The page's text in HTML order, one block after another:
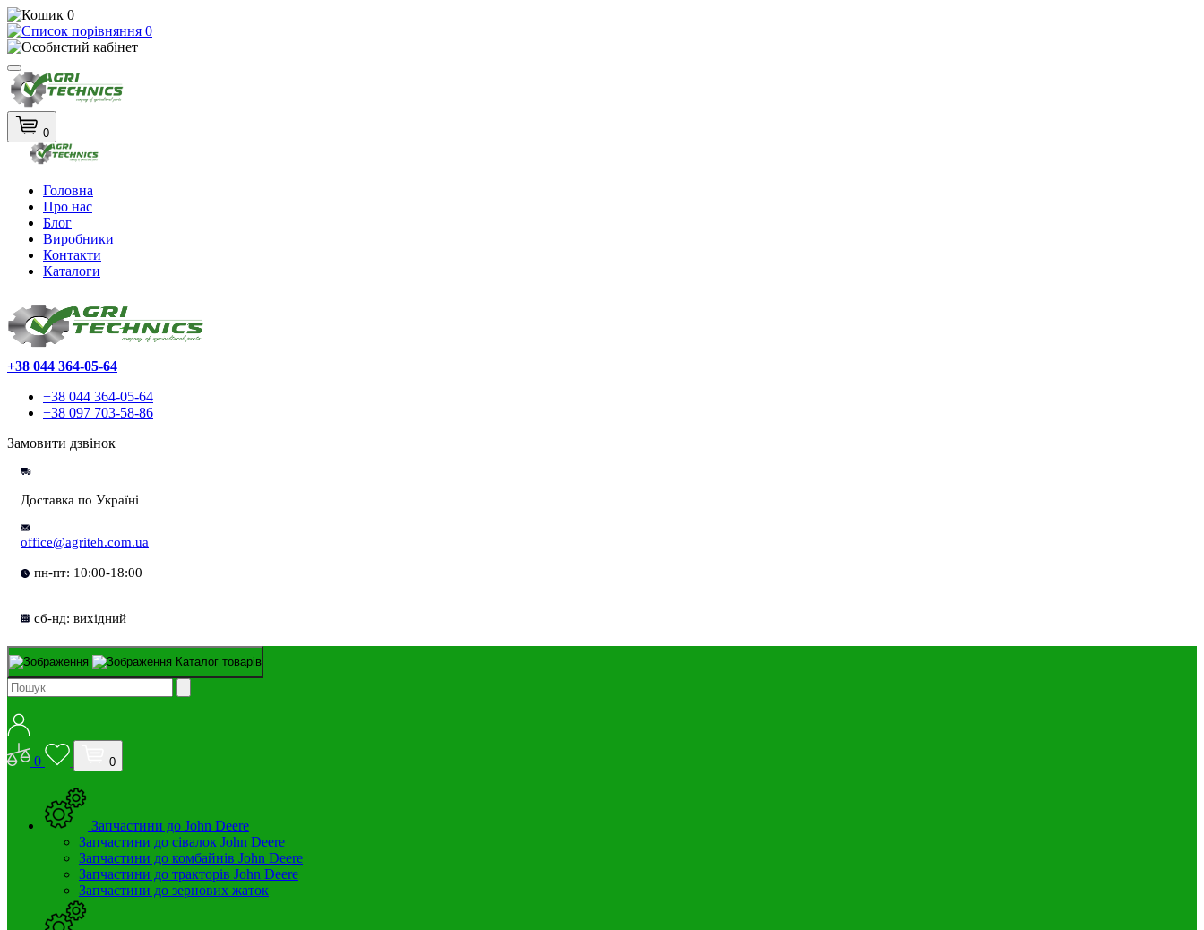
0
0
0
Головна
Про нас
Блог
Виробники
Контакти
Каталоги
+38 044 364-05-64
+38 044 364-05-64
+38 097 703-58-86
Замовити дзвінок
Доставка по Україні
office@agriteh.com.ua
пн-пт: 10:00-18:00
сб-нд: вихідний
Каталог товарів
0 0
Запчастини до John Deere
Запчастини до сівалок John Deere
Запчастини до комбайнів John Deere
Запчастини до тракторів John Deere
Запчастини до зернових жаток